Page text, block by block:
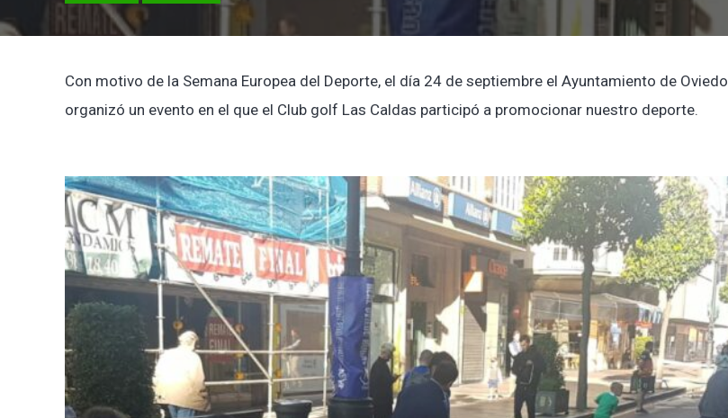
Con motivo de la Semana Europea del Deporte, el día 24 de septiembre el Ayuntamiento de Oviedo
organizó un evento en el que el Club golf Las Caldas participó a promocionar nuestro deporte.